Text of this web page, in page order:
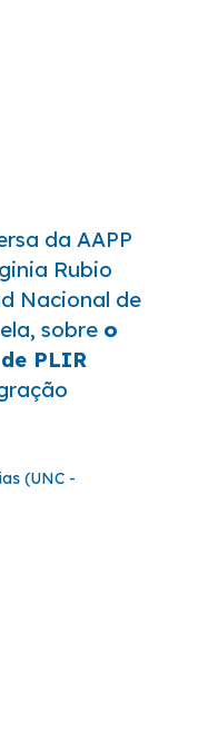
da AAPP
Rubio
Nacional de
sobre o
PLIR
(UNC -